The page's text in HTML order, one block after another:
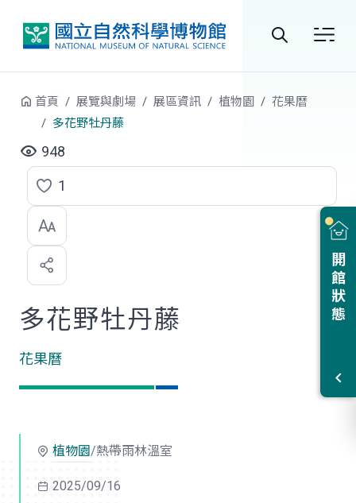
站
開館狀態
首頁 展覽與劇場 展區資訊 植物園
花果曆
多花野牡丹藤
948
點
選
喜
歡
1
多花野牡丹藤
花果曆
植物園/熱帶雨林溫室
2025/09/16